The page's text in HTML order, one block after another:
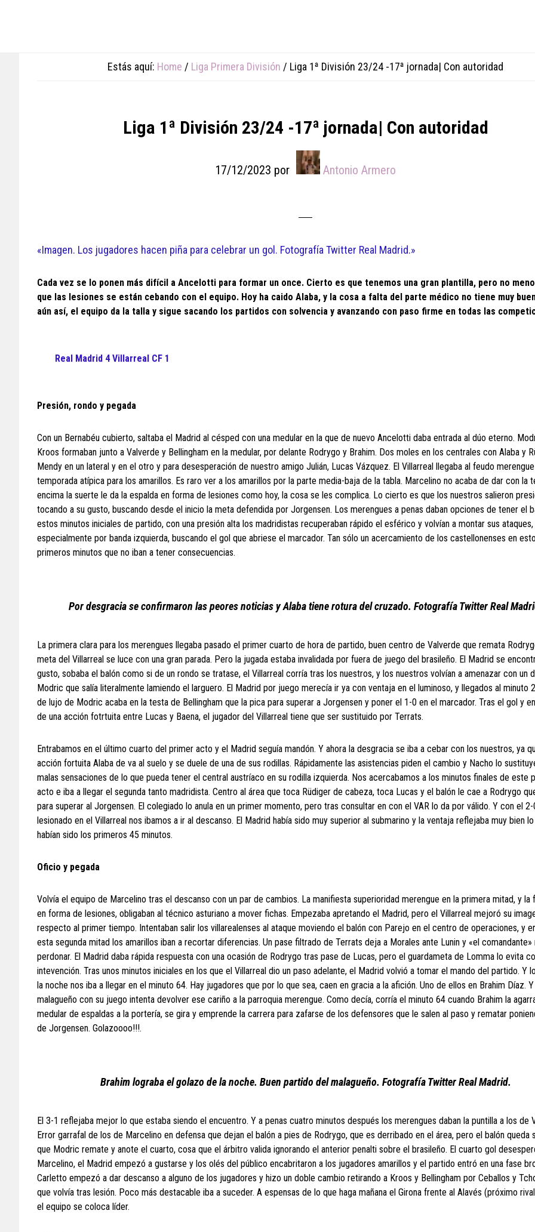
Estás aquí: Home / Liga Primera División / Liga 1ª División 23/24 -17ª jornada| Con autoridad
Liga 1ª División 23/24 -17ª jornada| Con autoridad
17/12/2023 por Antonio Armero
«Imagen. Los jugadores hacen piña para celebrar un gol. Fotografía Twitter Real Madrid.»
Cada vez se lo ponen más difícil a Ancelotti para formar un once. Cierto es que tenemos una gran plantilla, pero no
que las lesiones se están cebando con el equipo. Hoy ha caido Alaba, y la cosa a falta del parte médico no tiene muy
aún así, el equipo da la talla y sigue sacando los partidos con solvencia y avanzando con paso firme en todas las
Real Madrid 4 Villarreal CF 1
Presión, rondo y pegada
Con un Bernabéu cubierto, saltaba el Madrid al césped con una medular en la que de nuevo Ancelotti daba entrada al dúo eterno.
Kroos formaban junto a Valverde y Bellingham en la medular, por delante Rodrygo y Brahim. Dos moles en los centrales con Alaba y
Mendy en un lateral y en el otro y para desesperación de nuestro amigo Julián, Lucas Vázquez. El Villarreal llegaba al feudo
temporada atípica para los amarillos. Es raro ver a los amarillos por la parte media-baja de la tabla. Marcelino no acaba de dar con la
encima la suerte le da la espalda en forma de lesiones como hoy, la cosa se les complica. Lo cierto es que los nuestros salieron
tocando a su gusto, buscando desde el inicio la meta defendida por Jorgensen. Los merengues a penas daban opciones de tener el
estos minutos iniciales de partido, con una presión alta los madridistas recuperaban rápido el esférico y volvían a montar sus ataques,
especialmente por banda izquierda, buscando el gol que abriese el marcador. Tan sólo un acercamiento de los castellonenses en
primeros minutos que no iban a tener consecuencias.
Por desgracia se confirmaron las peores noticias y Alaba tiene rotura del cruzado. Fotografía Twitter Real
La primera clara para los merengues llegaba pasado el primer cuarto de hora de partido, buen centro de Valverde que remata
meta del Villarreal se luce con una gran parada. Pero la jugada estaba invalidada por fuera de juego del brasileño. El Madrid se
gusto, sobaba el balón como si de un rondo se tratase, el Villarreal corría tras los nuestros, y los nuestros volvían a amenazar con un
Modric que salía literalmente lamiendo el larguero. El Madrid por juego merecía ir ya con ventaja en el luminoso, y llegados al minuto
de lujo de Modric acaba en la testa de Bellingham que la pica para superar a Jorgensen y poner el 1-0 en el marcador. Tras el gol y
de una acción fotrtuita entre Lucas y Baena, el jugador del Villarreal tiene que ser sustituido por Terrats.
Entrabamos en el último cuarto del primer acto y el Madrid seguía mandón. Y ahora la desgracia se iba a cebar con los nuestros, ya
acción fortuita Alaba de va al suelo y se duele de una de sus rodillas. Rápidamente las asistencias piden el cambio y Nacho lo
malas sensaciones de lo que pueda tener el central austríaco en su rodilla izquierda. Nos acercabamos a los minutos finales de este
acto e iba a llegar el segunda tanto madridista. Centro al área que toca Rüdiger de cabeza, toca Lucas y el balón le cae a Rodrygo
para superar al Jorgensen. El colegiado lo anula en un primer momento, pero tras consultar en con el VAR lo da por válido. Y con el
lesionado en el Villarreal nos ibamos a ir al descanso. El Madrid había sido muy superior al submarino y la ventaja reflejaba muy bien
habían sido los primeros 45 minutos.
Oficio y pegada
Volvía el equipo de Marcelino tras el descanso con un par de cambios. La manifiesta superioridad merengue en la primera mitad, y la
en forma de lesiones, obligaban al técnico asturiano a mover fichas. Empezaba apretando el Madrid, pero el Villarreal mejoró su
respecto al primer tiempo. Intentaban salir los villarealenses al ataque moviendo el balón con Parejo en el centro de operaciones, y
esta segunda mitad los amarillos iban a recortar diferencias. Un pase filtrado de Terrats deja a Morales ante Lunin y «el comandante»
perdonar. El Madrid daba rápida respuesta con una ocasión de Rodrygo tras pase de Lucas, pero el guardameta de Lomma lo evita
intevención. Tras unos minutos iniciales en los que el Villarreal dio un paso adelante, el Madrid volvió a tomar el mando del partido. Y
la noche nos iba a llegar en el minuto 64. Hay jugadores que por lo que sea, caen en gracia a la afición. Uno de ellos en Brahim Díaz.
malagueño con su juego intenta devolver ese cariño a la parroquia merengue. Como decía, corría el minuto 64 cuando Brahim la
medular de espaldas a la portería, se gira y emprende la carrera para zafarse de los defensores que le salen al paso y rematar
de Jorgensen. Golazoooo!!!.
Brahim lograba el golazo de la noche. Buen partido del malagueño. Fotografía Twitter Real Madrid.
El 3-1 reflejaba mejor lo que estaba siendo el encuentro. Y a penas cuatro minutos después los merengues daban la puntilla a los de
Error garrafal de los de Marcelino en defensa que dejan el balón a pies de Rodrygo, que es derribado en el área, pero el balón queda
que Modric remate y anote el cuarto, cosa que el árbitro valida ignorando el anterior penalti sobre el brasileño. El cuarto gol
Marcelino, el Madrid empezó a gustarse y los olés del público encabritaron a los jugadores amarillos y el partido entró en una fase
Carletto empezó a dar descanso a alguno de los jugadores y hizo un doble cambio retirando a Kroos y Bellingham por Ceballos y
que volvía tras lesión. Poco más destacable iba a suceder. A espensas de lo que haga mañana el Girona frente al Alavés (próximo
el equipo se coloca líder.